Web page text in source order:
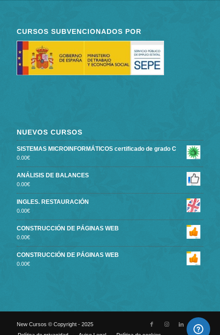
CURSOS SUBVENCIONADOS POR
NUEVOS CURSOS
SISTEMAS MICROINFORMÁTICOS certificado de grado C
0.00€
ANÁLISIS DE BALANCES
0.00€
INGLES. RESTAURACIÓN
0.00€
CONSTRUCCIÓN DE PÁGINAS WEB
0.00€
CONSTRUCCIÓN DE PÁGINAS WEB
0.00€
New Cursos © Copyright - 2025